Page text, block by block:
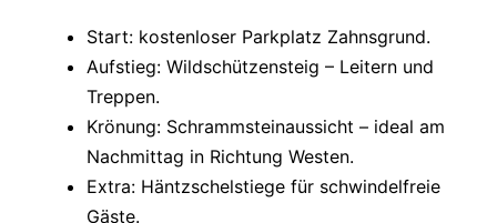
Start: kostenloser Parkplatz Zahnsgrund.
Aufstieg: Wildschützensteig – Leitern und
Treppen.
Krönung: Schrammsteinaussicht – ideal am
Nachmittag in Richtung Westen.
Extra: Häntzschelstiege für schwindelfreie
Gäste.